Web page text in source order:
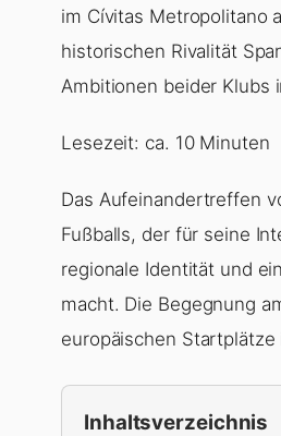
im Cívitas Metropolitano
historischen Rivalität
Ambitionen beider Klubs
Lesezeit: ca. 10 Minuten
Das Aufeinandertreffen
Fußballs, der für seine
regionale Identität und
macht. Die Begegnung
europäischen
Inhaltsverzeichnis